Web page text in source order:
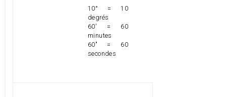
10° = 10
degrés
60' = 60
minutes
60" = 60
secondes